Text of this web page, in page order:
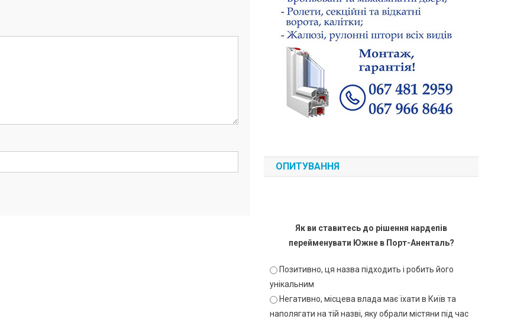
ОПИТУВАННЯ
Як ви ставитесь до рішення нардепів
перейменувати Южне в Порт-Аненталь?
Позитивно, ця назва підходить і робить його
унікальним
Негативно, місцева влада має їхати в Київ та
наполягати на тій назві, яку обрали містяни під час